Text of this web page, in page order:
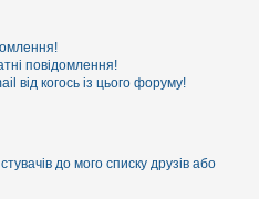
повідомлення!
від когось із цього форуму!
до мого списку друзів або